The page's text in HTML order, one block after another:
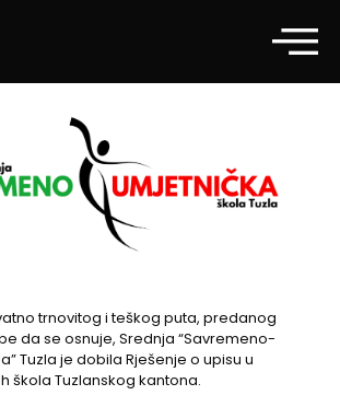
trnovitog i teškog puta, predanog
da se osnuje, Srednja “Savremeno-
Tuzla je dobila Rješenje o upisu u
škola Tuzlanskog kantona.